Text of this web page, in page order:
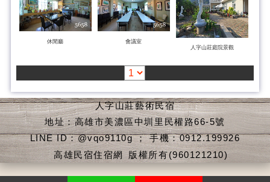
休閒廳
會議室
人字山莊庭院景觀
人字山莊藝術民宿
地址：高雄市美濃區中圳里民權路66-5號
LINE ID：@vqo9110g ； 手機：0912.199926
高雄民宿住宿網 版權所有(960121210)